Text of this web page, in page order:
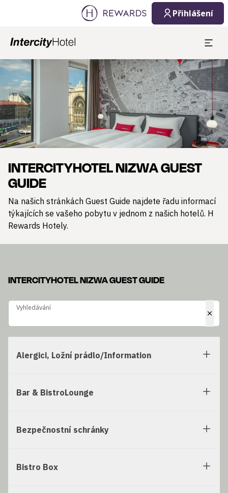
Přihlášení
Sklíčko 1 z 1
INTERCITYHOTEL NIZWA GUEST
GUIDE
Na našich stránkách Guest Guide najdete řadu informací
týkajících se vašeho pobytu v jednom z našich hotelů. H
Rewards Hotely.
INTERCITYHOTEL NIZWA GUEST GUIDE
Vyhledávání
Vyhledávání
Alergici, Ložní prádlo/Information
Bar & BistroLounge
Bezpečnostní schránky
Bistro Box